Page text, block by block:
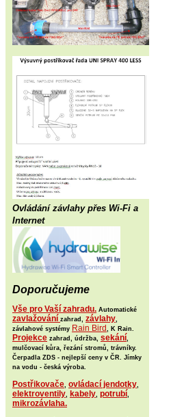
Ovládání závlahy přes Wi-Fi a
Internet
Doporučujeme
Vše pro Vaší zahradu. Automatické
zavlažování zahrad, závlahy,
závlahové systémy Rain Bird , K Rain.
Projekce zahrad, údržba, sekání,
mulčovací kůra, řezání stromů, trávníky.
Čerpadla ZDS - nejlepší ceny v ČR. Jímky
na vodu - česká výroba.
Postřikovače, ovládací jendotky,
elektroventily, kabely, potrubí,
mikrozávlaha.